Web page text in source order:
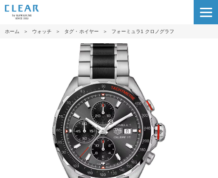
ホーム ＞ ウォッチ ＞ タグ・ホイヤー ＞ フォーミュラ1 クロノグラフ